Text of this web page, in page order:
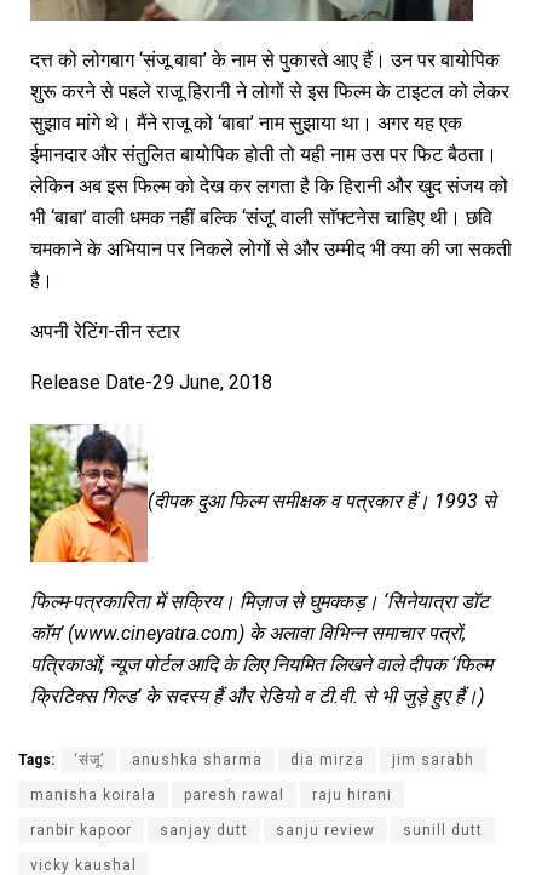
दत्त को लोगबाग ‘संजू बाबा’ के नाम से पुकारते आए हैं। उन पर बायोपिक
शुरू करने से पहले राजू हिरानी ने लोगों से इस फिल्म के टाइटल को लेकर
सुझाव मांगे थे। मैंने राजू को ‘बाबा’ नाम सुझाया था। अगर यह एक
ईमानदार और संतुलित बायोपिक होती तो यही नाम उस पर फिट बैठता।
लेकिन अब इस फिल्म को देख कर लगता है कि हिरानी और खुद संजय को
भी ‘बाबा’ वाली धमक नहीं बल्कि ‘संजू’ वाली सॉफ्टनेस चाहिए थी। छवि
चमकाने के अभियान पर निकले लोगों से और उम्मीद भी क्या की जा सकती
है।
अपनी रेटिंग-तीन स्टार
Release Date-29 June, 2018
(दीपक दुआ फिल्म समीक्षक व पत्रकार हैं। 1993 से
फिल्म-पत्रकारिता में सक्रिय। मिज़ाज से घुमक्कड़। ‘सिनेयात्रा डॉट
कॉम’ (www.cineyatra.com) के अलावा विभिन्न समाचार पत्रों,
पत्रिकाओं, न्यूज पोर्टल आदि के लिए नियमित लिखने वाले दीपक ‘फिल्म
क्रिटिक्स गिल्ड’ के सदस्य हैं और रेडियो व टी.वी. से भी जुड़े हुए हैं।)
Tags: ‘संजू’ anushka sharma dia mirza jim sarabh
manisha koirala paresh rawal raju hirani
ranbir kapoor sanjay dutt sanju review sunill dutt
vicky kaushal